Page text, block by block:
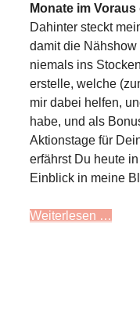
Monate im
Dahinter steckt
damit die
niemals ins
erstelle, welche
mir dabei helfen,
habe, und als
Aktionstage für
erfährst Du heute
Einblick in meine
Weiterlesen …